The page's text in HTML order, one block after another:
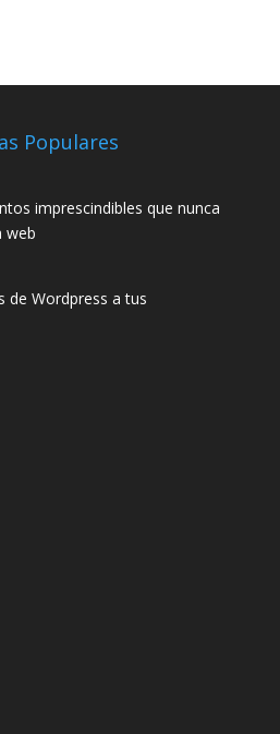
Populares
imprescindibles que nunca
web
de Wordpress a tus